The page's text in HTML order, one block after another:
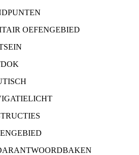
OEFENGEBIED